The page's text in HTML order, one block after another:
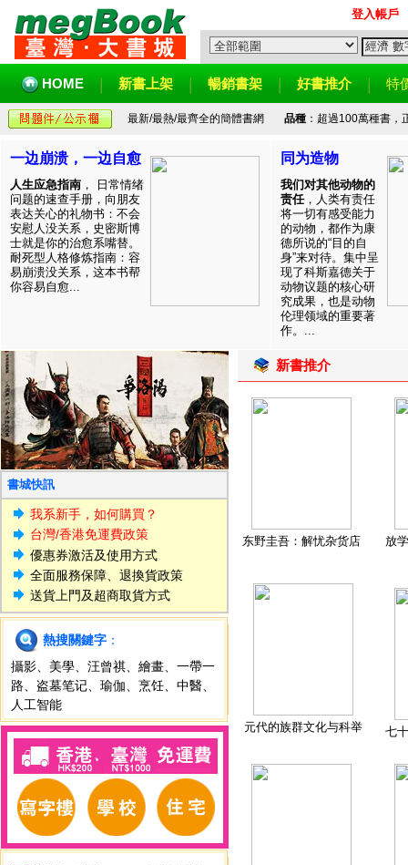
登入帳戶
HOME 新書上架 暢銷書架 好書推介 特
最新/最熱/最齊全的簡體書網 品種：超過100萬種書，
一边崩溃，一边自愈
人生应急指南 ， 日常情绪
问题的速查手册，向朋友
表达关心的礼物书：不会
安慰人没关系，史密斯博
士就是你的治愈系嘴替。
耐死型人格修炼指南：容
易崩溃没关系，这本书帮
你容易自愈...
同为造物
我们对其他动物的
责任，人类有责任
将一切有感受能力
的动物，都作为康
德所说的“目的自
身”来对待。集中呈
现了科斯嘉德关于
动物议题的核心研
究成果，也是动物
伦理领域的重要著
作。...
書城快訊
我系新手，如何購買？
台灣/香港免運費政策
優惠券激活及使用方式
全面服務保障、退換貨政策
送貨上門及超商取貨方式
熱搜關鍵字 ：
攝影
美學 汪曾祺 繪畫
一帶一
路
盗墓笔记 瑜伽 烹饪 中醫
人工智能
新書推介
东野圭吾：解忧杂货店 放
元代的族群文化与科举 七